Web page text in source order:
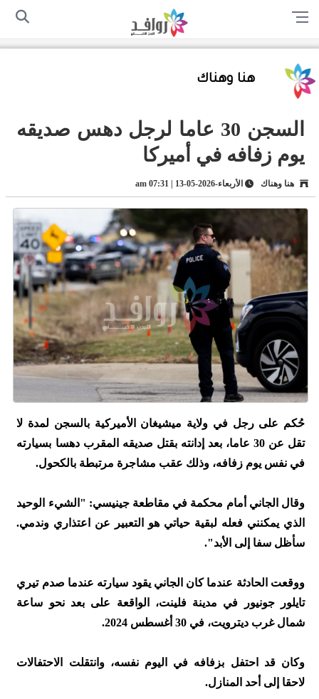
الرئيسية سياسة الخصوصية
هنا وهناك
السجن 30 عاما لرجل دهس صديقه
يوم زفافه في أميركا
هنا وهناك الأربعاء-2026-05-13 | 07:31 am
حُكم على رجل في ولاية ميشيغان الأميركية بالسجن لمدة لا
تقل عن 30 عاما، بعد إدانته بقتل صديقه المقرب دهسا بسيارته
في نفس يوم زفافه، وذلك عقب مشاجرة مرتبطة بالكحول.
وقال الجاني أمام محكمة في مقاطعة جينيسي: "الشيء الوحيد
الذي يمكنني فعله لبقية حياتي هو التعبير عن اعتذاري وندمي.
سأظل سفا إلى الأبد".
ووقعت الحادثة عندما كان الجاني يقود سيارته عندما صدم تيري
تايلور جونيور في مدينة فلينت، الواقعة على بعد نحو ساعة
شمال غرب ديترويت، في 30 أغسطس 2024.
وكان قد احتفل بزفافه في اليوم نفسه، وانتقلت الاحتفالات
لاحقا إلى أحد المنازل.